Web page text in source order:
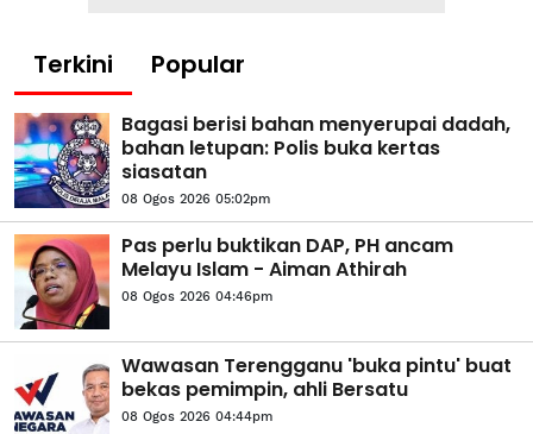
Terkini Popular
Bagasi berisi bahan menyerupai dadah,
bahan letupan: Polis buka kertas
siasatan
08 Ogos 2026 05:02pm
Pas perlu buktikan DAP, PH ancam
Melayu Islam - Aiman Athirah
08 Ogos 2026 04:46pm
Wawasan Terengganu 'buka pintu' buat
bekas pemimpin, ahli Bersatu
08 Ogos 2026 04:44pm